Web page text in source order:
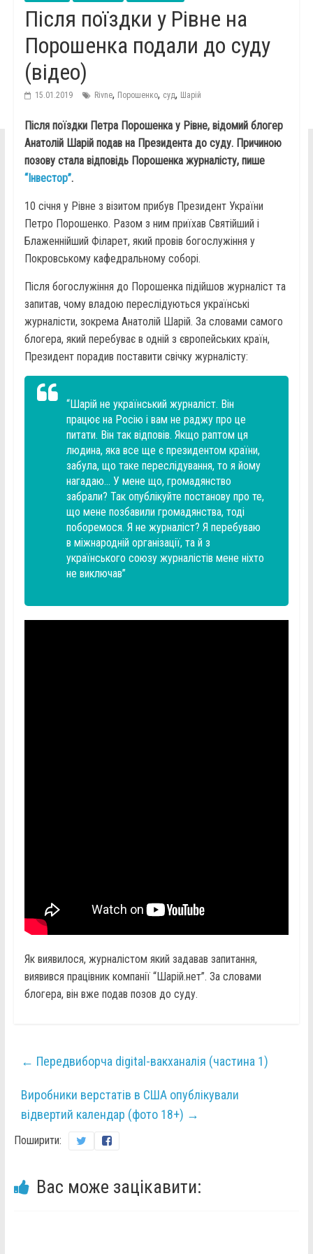
Після поїздки у Рівне на
Порошенка подали до суду
(відео)
15.01.2019 Rivne, Порошенко, суд, Шарій
Після поїздки Петра Порошенка у Рівне, відомий блогер
Анатолій Шарій подав на Президента до суду. Причиною
позову стала відповідь Порошенка журналісту, пише
“Інвестор”.
10 січня у Рівне з візитом прибув Президент України
Петро Порошенко. Разом з ним приїхав Святійший і
Блаженнійший Філарет, який провів богослужіння у
Покровському кафедральному соборі.
Після богослужіння до Порошенка підійшов журналіст та
запитав, чому владою переслідуються українські
журналісти, зокрема Анатолій Шарій. За словами самого
блогера, який перебуває в одній з європейських країн,
Президент порадив поставити свічку журналісту:
“Шарій не український журналіст. Він
працює на Росію і вам не раджу про це
питати. Він так відповів. Якщо раптом ця
людина, яка все ще є президентом країни,
забула, що таке переслідування, то я йому
нагадаю… У мене що, громадянство
забрали? Так опублікуйте постанову про те,
що мене позбавили громадянства, тоді
поборемося. Я не журналіст? Я перебуваю
в міжнародній організації, та й з
українського союзу журналістів мене ніхто
не виключав”
Як виявилося, журналістом який задавав запитання,
виявився працівник компанії “Шарій.нет”. За словами
блогера, він вже подав позов до суду.
← Передвиборча digital-вакханалія (частина 1)
Виробники верстатів в США опублікували
відвертий календар (фото 18+) →
Поширити:
Вас може зацікавити: